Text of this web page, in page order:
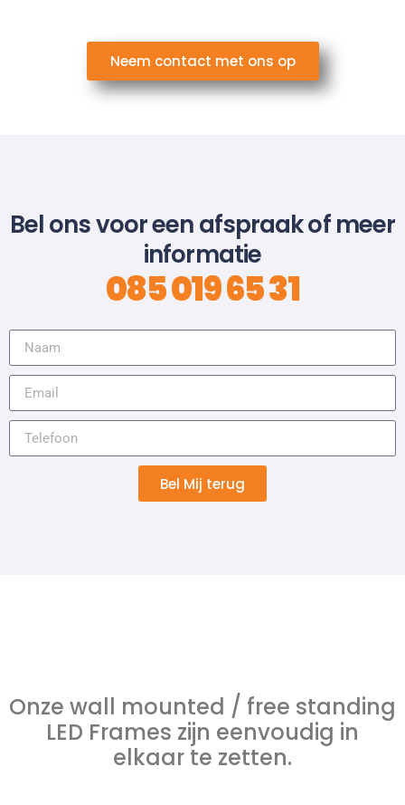
Neem contact met ons op
Bel ons voor een afspraak of meer
informatie
085 019 65 31
Bel Mij terug
Onze wall mounted / free standing
LED Frames zijn eenvoudig in
elkaar te zetten.